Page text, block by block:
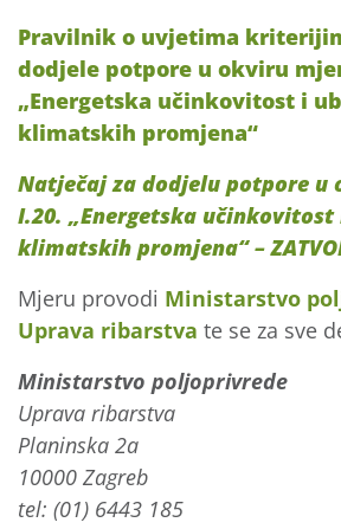
Pravilnik o uvjetima
dodjele potpore u okviru
„Energetska učinkovitost i
klimatskih promjena“
Natječaj za dodjelu potpore u
I.20. „Energetska
klimatskih promjena“ –
Mjeru provodi Ministarstvo
Uprava ribarstva te se za sve
Ministarstvo poljoprivrede
Uprava ribarstva
Planinska 2a
10000 Zagreb
tel: (01) 6443 185